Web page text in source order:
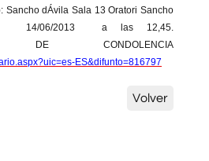
Sancho dÁvila Sala 13 Oratori Sancho
14/06/2013
a las 12,45.
DE CONDOLENCIA
ES&difunto=816797
Volver